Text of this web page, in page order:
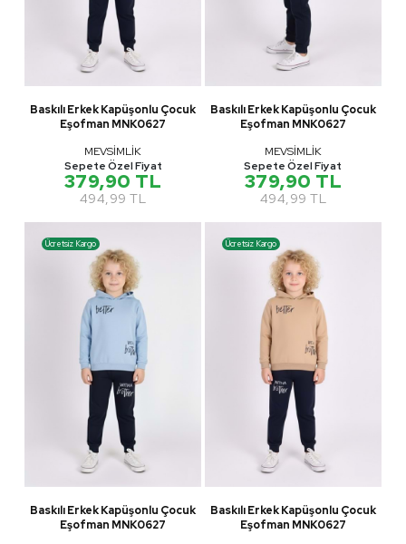
Baskılı Erkek Kapüşonlu Çocuk
Eşofman MNK0627
MEVSİMLİK
Sepete Özel Fiyat
379,90 TL
494,99 TL
Baskılı Erkek Kapüşonlu Çocuk
Eşofman MNK0627
MEVSİMLİK
Sepete Özel Fiyat
379,90 TL
494,99 TL
Ücretsiz Kargo
Baskılı Erkek Kapüşonlu Çocuk
Eşofman MNK0627
Ücretsiz Kargo
Baskılı Erkek Kapüşonlu Çocuk
Eşofman MNK0627